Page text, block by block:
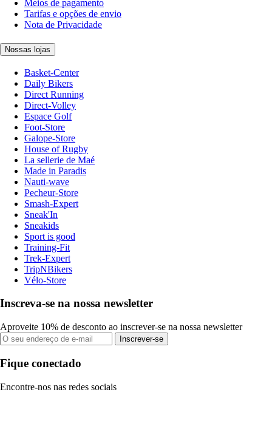
Meios de pagamento
Tarifas e opções de envio
Nota de Privacidade
Nossas lojas
Basket-Center
Daily Bikers
Direct Running
Direct-Volley
Espace Golf
Foot-Store
Galope-Store
House of Rugby
La sellerie de Maé
Made in Paradis
Nauti-wave
Pecheur-Store
Smash-Expert
Sneak'In
Sneakids
Sport is good
Training-Fit
Trek-Expert
TripNBikers
Vélo-Store
Inscreva-se na nossa newsletter
Aproveite 10% de desconto ao inscrever-se na nossa newsletter
Inscrever-se
Fique conectado
Encontre-nos nas redes sociais